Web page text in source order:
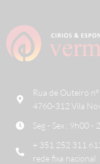
Rua de Outeiro
4760-312 Vila
Seg - Sex : 9h00 -
+ 351 252 311
rede fixa nacional